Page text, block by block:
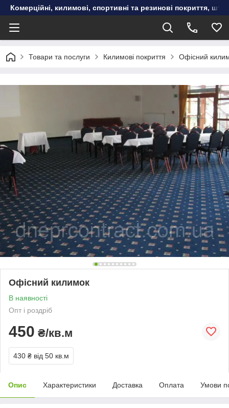
Комерційні, килимові, спортивні та резинові покриття,
Товари та послуги Килимові покриття Офісний
Офісний килимок
В наявності
Опт і роздріб
450 ₴/кв.м
430 ₴ від 50 кв.м
Опис Характеристики Доставка Оплата Умови